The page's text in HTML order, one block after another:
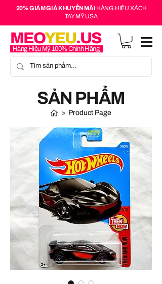
20% GIẢM GIÁ KHUYẾN MÃI HÀNG HIỆU XÁCH
TAY MỸ USA
MEOYEU.US
Hàng Hiệu Mỹ 100% Chính Hãng
SẢN PHẨM
> Product Page